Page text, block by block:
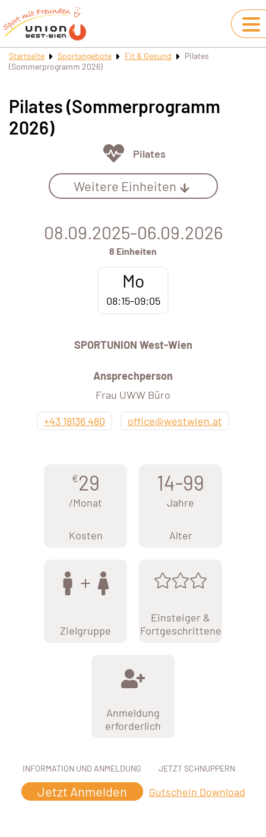
Startseite Sportangebote Fit & Gesund
Pilates
(Sommerprogramm 2026)
Pilates (Sommerprogramm
2026)
Pilates
Weitere Einheiten
08.09.2025-06.09.2026
8 Einheiten
Mo
08:15-09:05
SPORTUNION West-Wien
Ansprechperson
Frau UWW Büro
+43 18136 480
office@westwien.at
€29
/Monat
Kosten
14-99
Jahre
Alter
Zielgruppe
Einsteiger &
Fortgeschrittene
Anmeldung
erforderlich
INFORMATION UND ANMELDUNG
Jetzt Anmelden
JETZT SCHNUPPERN
Gutschein Download